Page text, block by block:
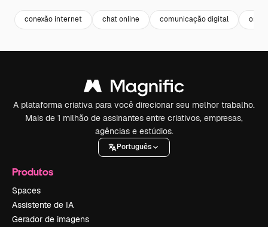
conexão internet chat online comunicação digital
A plataforma criativa para você direcionar seu melhor trabalho.
Mais de 1 milhão de assinantes entre criativos, empresas,
agências e estúdios.
Português
Produtos
Spaces
Assistente de IA
Gerador de imagens